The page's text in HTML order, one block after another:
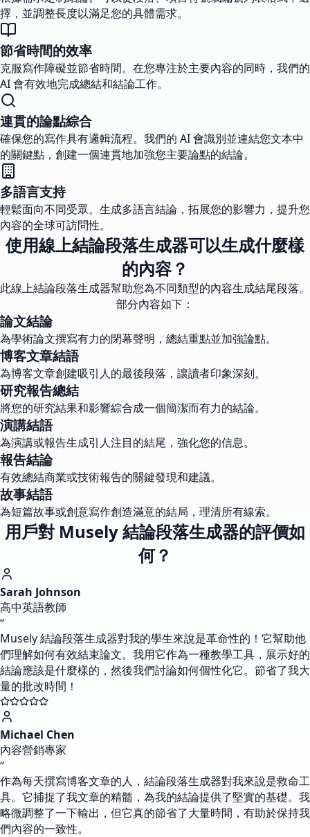
擇，並調整長度以滿足您的具體需求。
節省時間的效率
克服寫作障礙並節省時間。在您專注於主要內容的同時，我們的
AI 會有效地完成總結和結論工作。
連貫的論點綜合
確保您的寫作具有邏輯流程。我們的 AI 會識別並連結您文本中
的關鍵點，創建一個連貫地加強您主要論點的結論。
多語言支持
輕鬆面向不同受眾。生成多語言結論，拓展您的影響力，提升您
內容的全球可訪問性。
使用線上結論段落生成器可以生成什麼樣
的內容？
此線上結論段落生成器幫助您為不同類型的內容生成結尾段落。
部分內容如下：
論文結論
為學術論文撰寫有力的閉幕聲明，總結重點並加強論點。
博客文章結語
為博客文章創建吸引人的最後段落，讓讀者印象深刻。
研究報告總結
將您的研究結果和影響綜合成一個簡潔而有力的結論。
演講結語
為演講或報告生成引人注目的結尾，強化您的信息。
報告結論
有效總結商業或技術報告的關鍵發現和建議。
故事結語
為短篇故事或創意寫作創造滿意的結局，理清所有線索。
用戶對 Musely 結論段落生成器的評價如
何？
Sarah Johnson
高中英語教師
“
Musely 結論段落生成器對我的學生來說是革命性的！它幫助他
們理解如何有效結束論文。我用它作為一種教學工具，展示好的
結論應該是什麼樣的，然後我們討論如何個性化它。節省了我大
量的批改時間！
Michael Chen
內容營銷專家
“
作為每天撰寫博客文章的人，結論段落生成器對我來說是救命工
具。它捕捉了我文章的精髓，為我的結論提供了堅實的基礎。我
略微調整了一下輸出，但它真的節省了大量時間，有助於保持我
們內容的一致性。